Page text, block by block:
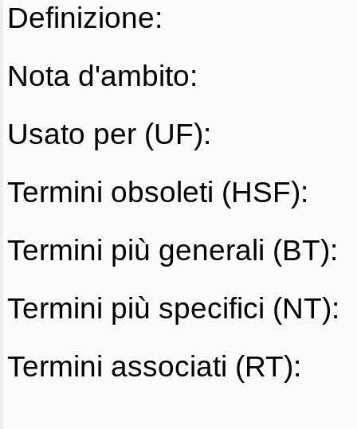
Definizione:
Nota d'ambito:
Usato per (UF):
Termini obsoleti (HSF):
Termini più generali (BT):
Termini più specifici (NT):
Termini associati (RT):